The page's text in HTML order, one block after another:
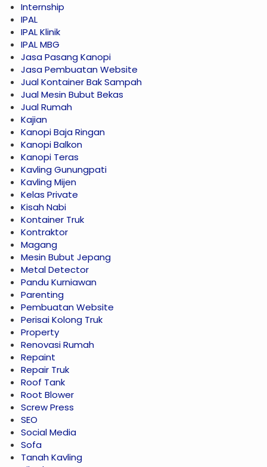
Internship
IPAL
IPAL Klinik
IPAL MBG
Jasa Pasang Kanopi
Jasa Pembuatan Website
Jual Kontainer Bak Sampah
Jual Mesin Bubut Bekas
Jual Rumah
Kajian
Kanopi Baja Ringan
Kanopi Balkon
Kanopi Teras
Kavling Gunungpati
Kavling Mijen
Kelas Private
Kisah Nabi
Kontainer Truk
Kontraktor
Magang
Mesin Bubut Jepang
Metal Detector
Pandu Kurniawan
Parenting
Pembuatan Website
Perisai Kolong Truk
Property
Renovasi Rumah
Repaint
Repair Truk
Roof Tank
Root Blower
Screw Press
SEO
Social Media
Sofa
Tanah Kavling